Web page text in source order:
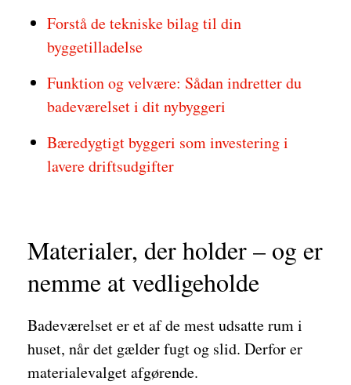
Forstå de tekniske bilag til din
byggetilladelse
Funktion og velvære: Sådan indretter du
badeværelset i dit nybyggeri
Bæredygtigt byggeri som investering i
lavere driftsudgifter
Materialer, der holder – og er
nemme at vedligeholde
Badeværelset er et af de mest udsatte rum i
huset, når det gælder fugt og slid. Derfor er
materialevalget afgørende.